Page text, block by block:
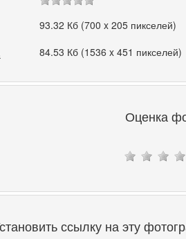
93.32 Кб (700 x 205 пикселей)
84.53 Кб (1536 x 451 пикселей)
Оценка
ссылку на эту